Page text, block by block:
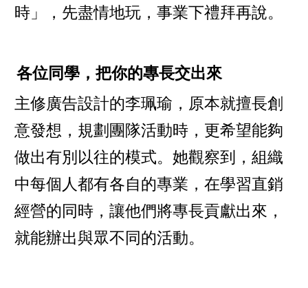
時」，先盡情地玩，事業下禮拜再說。
各位同學，把你的專長交出來
主修廣告設計的李珮瑜，原本就擅長創
意發想，規劃團隊活動時，更希望能夠
做出有別以往的模式。她觀察到，組織
中每個人都有各自的專業，在學習直銷
經營的同時，讓他們將專長貢獻出來，
就能辦出與眾不同的活動。